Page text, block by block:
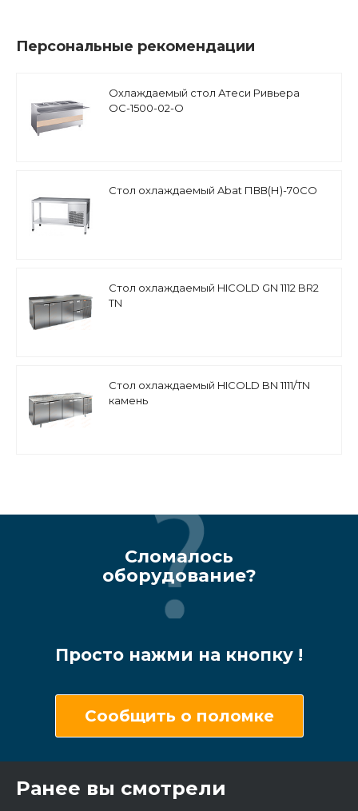
Персональные рекомендации
Охлаждаемый стол Атеси Ривьера
ОС-1500-02-О
Стол охлаждаемый Abat ПВВ(Н)-70СО
Стол охлаждаемый HICOLD GN 1112 BR2
TN
Стол охлаждаемый HICOLD BN 1111/TN
камень
Сломалось
оборудование?
Просто нажми на кнопку !
Сообщить о поломке
Ранее вы смотрели